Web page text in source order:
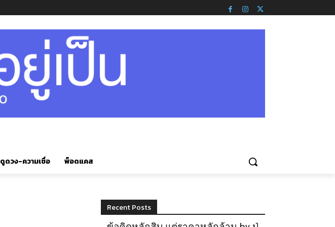
ดูดวง-ความเชื่อ พ็อดแคส
Recent Posts